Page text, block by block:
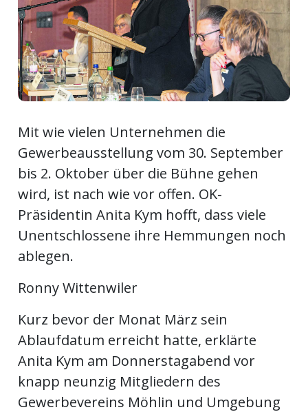
E-
Paper
App
Mit wie vielen Unternehmen die
Gewerbeausstellung vom 30. September
bis 2. Oktober über die Bühne gehen
wird, ist nach wie vor offen. OK-
Präsidentin Anita Kym hofft, dass viele
Unentschlossene ihre Hemmungen noch
ablegen.
Ronny Wittenwiler
Kurz bevor der Monat März sein
Ablaufdatum erreicht hatte, erklärte
Anita Kym am Donnerstagabend vor
knapp neunzig Mitgliedern des
Gewerbevereins Möhlin und Umgebung